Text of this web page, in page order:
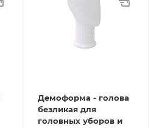
Демоформа - голова
безликая для
головных уборов и